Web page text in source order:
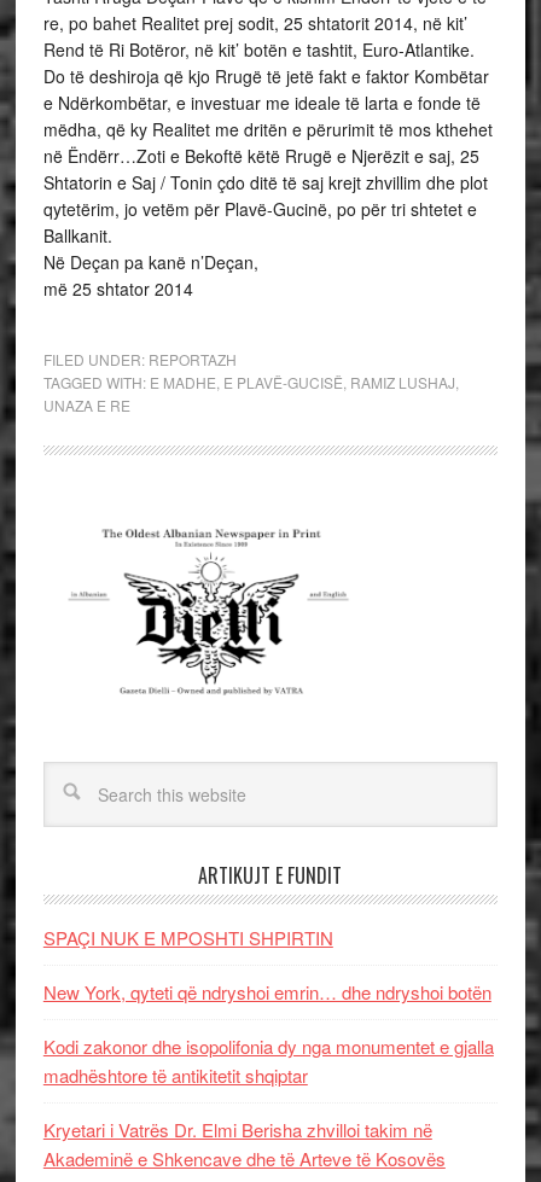
re, po bahet Realitet prej sodit, 25 shtatorit 2014, në kit’
Rend të Ri Botëror, në kit’ botën e tashtit, Euro-Atlantike.
Do të deshiroja që kjo Rrugë të jetë fakt e faktor Kombëtar
e Ndërkombëtar, e investuar me ideale të larta e fonde të
mëdha, që ky Realitet me dritën e përurimit të mos kthehet
në Ëndërr…Zoti e Bekoftë këtë Rrugë e Njerëzit e saj, 25
Shtatorin e Saj / Tonin çdo ditë të saj krejt zhvillim dhe plot
qytetërim, jo vetëm për Plavë-Gucinë, po për tri shtetet e
Ballkanit.
Në Deçan pa kanë n’Deçan,
më 25 shtator 2014
FILED UNDER: REPORTAZH
TAGGED WITH: E MADHE E PLAVË-GUCISË RAMIZ LUSHAJ
UNAZA E RE
ARTIKUJT E FUNDIT
SPAÇI NUK E MPOSHTI SHPIRTIN
New York, qyteti që ndryshoi emrin… dhe ndryshoi botën
Kodi zakonor dhe isopolifonia dy nga monumentet e gjalla
madhështore të antikitetit shqiptar
Kryetari i Vatrës Dr. Elmi Berisha zhvilloi takim në
Akademinë e Shkencave dhe të Arteve të Kosovës